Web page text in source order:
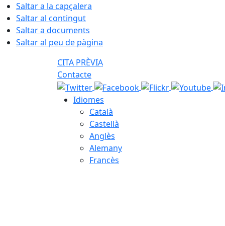
Saltar a la capçalera
Saltar al contingut
Saltar a documents
Saltar al peu de pàgina
CITA PRÈVIA
Contacte
Idiomes
Català
Castellà
Anglès
Alemany
Francès